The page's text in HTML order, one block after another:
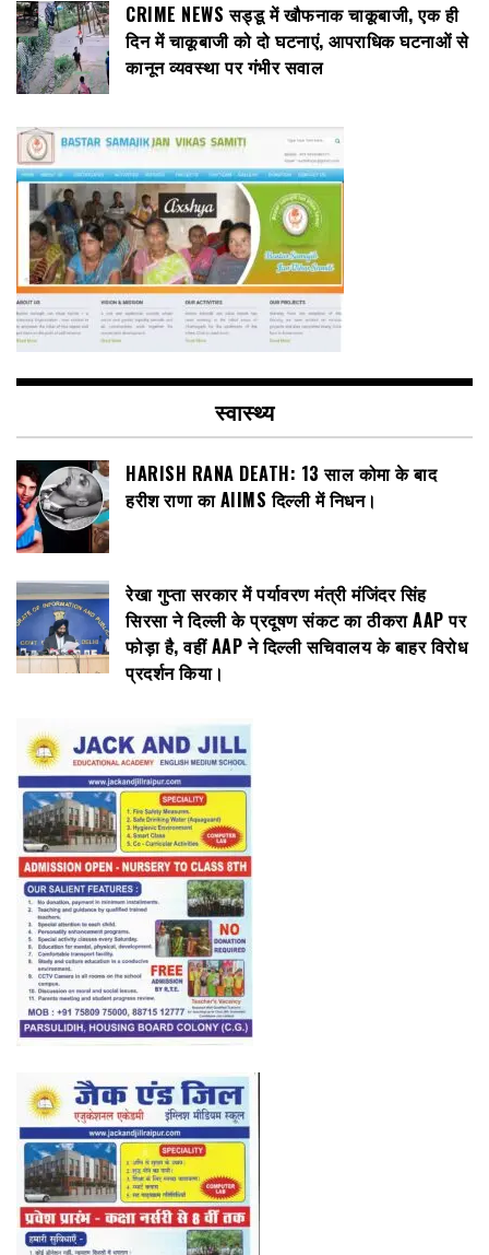
CRIME NEWS सड्डू में खौफनाक चाकूबाजी, एक ही
दिन में चाकूबाजी को दो घटनाएं, आपराधिक घटनाओं से
कानून व्यवस्था पर गंभीर सवाल
स्वास्थ्य
HARISH RANA DEATH: 13 साल कोमा के बाद
हरीश राणा का AIIMS दिल्ली में निधन।
रेखा गुप्ता सरकार में पर्यावरण मंत्री मंजिंदर सिंह
सिरसा ने दिल्ली के प्रदूषण संकट का ठीकरा AAP पर
फोड़ा है, वहीं AAP ने दिल्ली सचिवालय के बाहर विरोध
प्रदर्शन किया।